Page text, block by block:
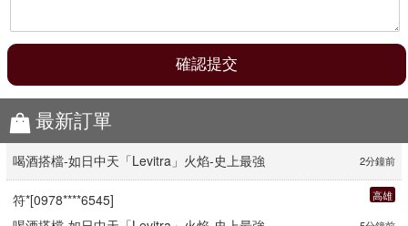
最新訂單
方*[0956****8731]
2分鐘前
喝酒搭檔-如日中天「Levitra」火焰-史上最強
高雄
符*[0978****6545]
5分鐘前
喝酒搭檔-如日中天「Levitra」火焰-史上最強